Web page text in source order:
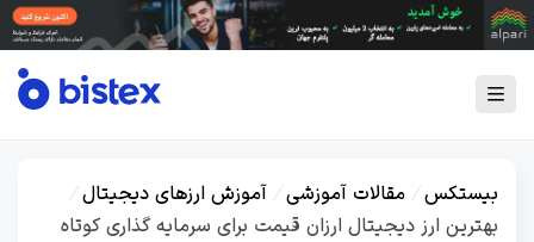
بیستکس مقالات آموزشی آموزش ارزهای دیجیتال
بهترین ارز دیجیتال ارزان قیمت برای سرمایه گذاری کوتاه